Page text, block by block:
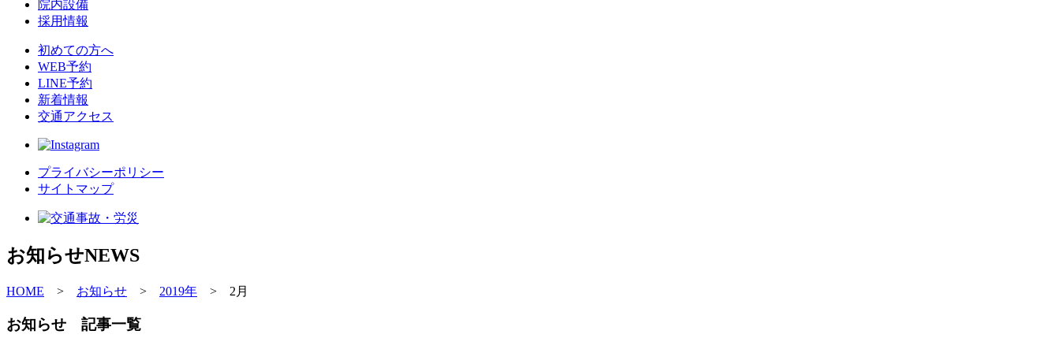
院内設備
採用情報
初めての方へ
WEB予約
LINE予約
新着情報
交通アクセス
プライバシーポリシー
サイトマップ
お知らせNEWS
HOME > お知らせ > 2019年 > 2月
お知らせ 記事一覧